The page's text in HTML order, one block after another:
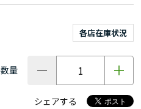
各店在庫状況
数量
シェアする